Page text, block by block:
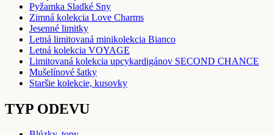
Pyžamka Sladké Sny
Zimná kolekcia Love Charms
Jesenné limitky
Letná limitovaná minikolekcia Bianco
Letná kolekcia VOYAGE
Limitovaná kolekcia upcykardigánov SECOND CHANCE
Mušelínové šatky
Staršie kolekcie, kusovky
TYP ODEVU